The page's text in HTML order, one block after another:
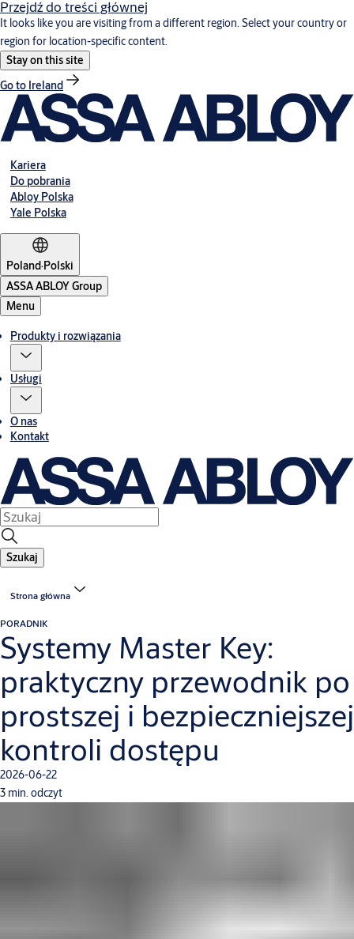
Przejdź do treści głównej
It looks like you are visiting from a different region. Select your country or
region for location-specific content.
Stay on this site
Go to Ireland
Kariera
Do pobrania
Abloy Polska
Yale Polska
Poland·Polski
ASSA ABLOY Group
Menu
Produkty i rozwiązania
Usługi
O nas
Kontakt
Szukaj
Strona główna
PORADNIK
Systemy Master Key:
praktyczny przewodnik po
prostszej i bezpieczniejszej
kontroli dostępu
2026-06-22
3 min. odczyt